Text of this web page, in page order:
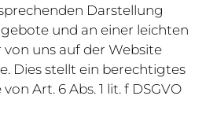
Darstellung
und an einer leichten
uns auf der Website
Dies stellt ein berechtigtes
Art. 6 Abs. 1 lit. f DSGVO